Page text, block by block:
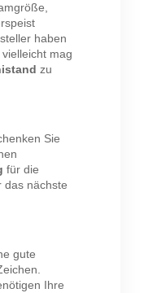
haben
mag
zu
Sie
für die
das nächste
gute
Ihre